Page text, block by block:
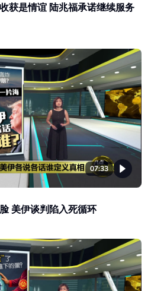
获是情谊 陆兆福承诺继续服务
07:33
美伊谈判陷入死循环